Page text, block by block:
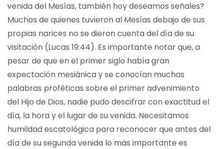
venida del Mesías, también hoy deseamos señales?
Muchos de quienes tuvieron al Mesías debajo de sus
propias narices no se dieron cuenta del día de su
visitación (Lucas 19:44). Es importante notar que, a
pesar de que en el primer siglo había gran
expectación mesiánica y se conocían muchas
palabras proféticas sobre el primer advenimiento
del Hijo de Dios, nadie pudo descifrar con exactitud el
día, la hora y el lugar de su venida. Necesitamos
humildad escatológica para reconocer que antes del
día de su segunda venida lo más importante es